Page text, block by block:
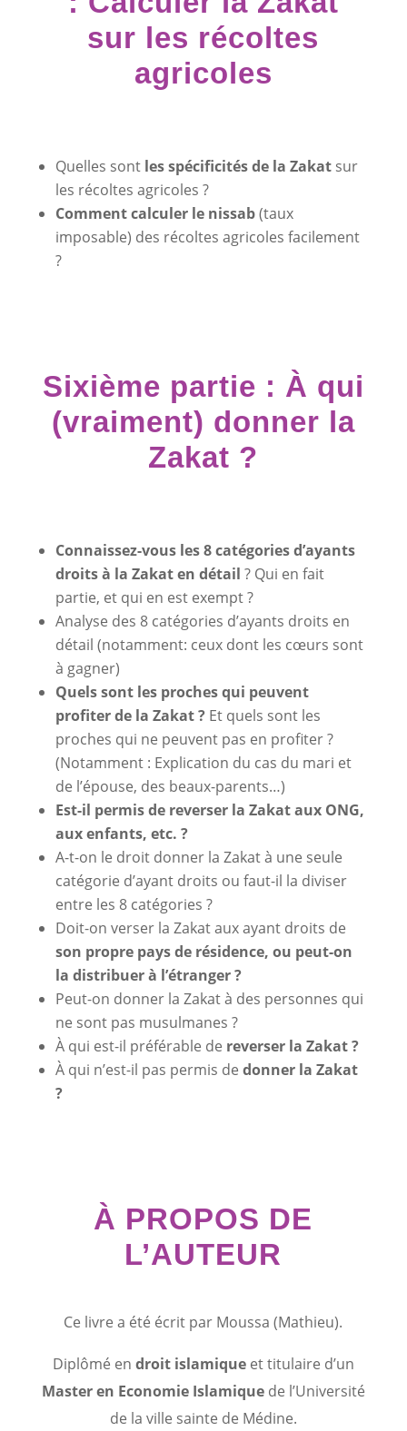
sur les récoltes
agricoles
Quelles sont les spécificités de la Zakatsur
les récoltes agricoles ?
Comment calculer le nissab(taux
imposable) des récoltes agricoles facilement
?
Sixième partie : À qui
(vraiment) donner la
Zakat ?
Connaissez-vous les8 catégories d’ayants
droits à la Zakat en détail ? Qui en fait
partie, et qui en est exempt ?
Analyse des 8 catégories d’ayants droits en
détail (notamment: ceux dont les cœurs sont
à gagner)
Quels sont les proches qui peuvent
profiter de la Zakat ? Et quels sont les
proches qui ne peuvent pas en profiter ?
(Notamment : Explication du cas du mari et
de l’épouse, des beaux-parents…)
Est-il permis de reverser la Zakat aux ONG,
aux enfants, etc. ?
A-t-on le droit donner la Zakat à une seule
catégorie d’ayant droits ou faut-il la diviser
entre les 8 catégories ?
Doit-on verser la Zakat aux ayant droits de
son propre pays de résidence, ou peut-on
la distribuer à l’étranger ?
Peut-on donner la Zakat à des personnes qui
ne sont pas musulmanes ?
À qui est-il préférable de reverser la Zakat ?
À qui n’est-il pas permis de donner la Zakat
?
À PROPOS DE
L’AUTEUR
Ce livre a été écrit par Moussa (Mathieu).
Diplômé en droit islamiqueet titulaire d’un
Master en Economie Islamiquede l’Université
de la ville sainte de Médine.